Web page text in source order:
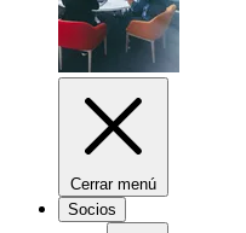
Cerrar menú
Socios